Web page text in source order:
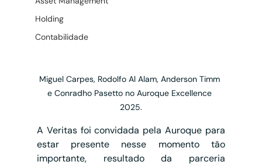
Holding
Contabilidade
Miguel Carpes, Rodolfo Al Alam, Anderson Timm
e Conradho Pasetto no Auroque Excellence
2025.
A Veritas foi convidada pela Auroque para
estar presente nesse momento tão
importante, resultado da parceria